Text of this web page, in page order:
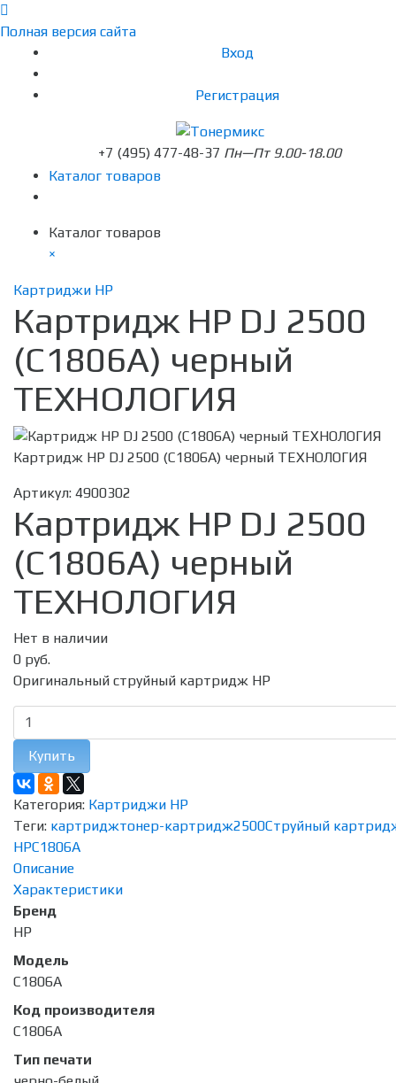
Полная версия сайта
Вход
Регистрация
+7 (495) 477-48-37 Пн—Пт 9.00-18.00
Каталог товаров
Каталог товаров
×
Картриджи HP
Картридж HP DJ 2500
(C1806A) черный
ТЕХНОЛОГИЯ
Картридж HP DJ 2500 (C1806A) черный ТЕХНОЛОГИЯ
Артикул: 4900302
Картридж HP DJ 2500
(C1806A) черный
ТЕХНОЛОГИЯ
Нет в наличии
0 руб.
Оригинальный струйный картридж HP
Купить
Категория: Картриджи HP
Теги: картриджтонер-картридж2500Струйный
HPC1806A
Описание
Характеристики
Бренд
HP
Модель
C1806A
Код производителя
C1806A
Тип печати